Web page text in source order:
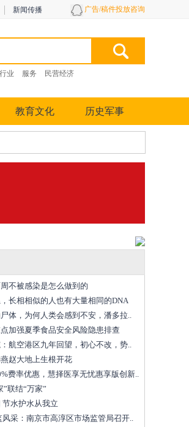
新闻传播 广告/稿件投放咨询
行业 服务 民营经济
教育文化 历史军事
不被感染是怎么做到的
长相相似的人也有大量相同的DNA
体，为何人类会感到不安，潘多拉..
加强夏季食品安全风险隐患排查
航空港区九年回望，初心不改，势..
赵大地上生根开花
费率优惠，慧择医享无忧惠享版创新..
”联结“万家”
水护水从我立
采：南京市高淳区市场监管局召开..